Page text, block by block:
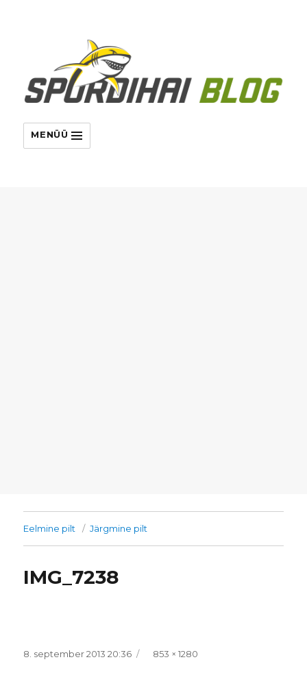
MENÜÜ
Eelmine pilt Järgmine pilt
IMG_7238
Postitatud
8. september 2013 20:36 Täissuurus
853 × 1280